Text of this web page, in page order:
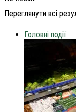
Переглянути всі
Головні події